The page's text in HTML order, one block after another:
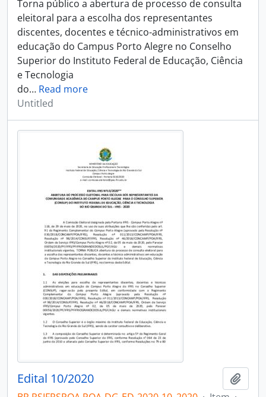
Torna público a abertura de processo de consulta
eleitoral para a escolha dos representantes
discentes, docentes e técnico-administrativos em
educação do Campus Porto Alegre no Conselho
Superior do Instituto Federal de Educação, Ciência
e Tecnologia
do… Read more
Untitled
Edital 10/2020